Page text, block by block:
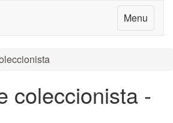
Menu
coleccionista -